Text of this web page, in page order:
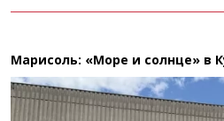
Марисоль: «Море и солнце» в